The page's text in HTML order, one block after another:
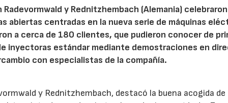
y Rednitzhembach (Alemania)
abiertas centradas en la nueva serie de máquinas
a cerca de 180 clientes, que pudieron conocer de
inyectoras estándar mediante demostraciones en
con especialistas de la compañía.
y Rednitzhembach, destacó la buena acogida de